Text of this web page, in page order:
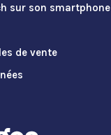
sur son smartphone
de vente